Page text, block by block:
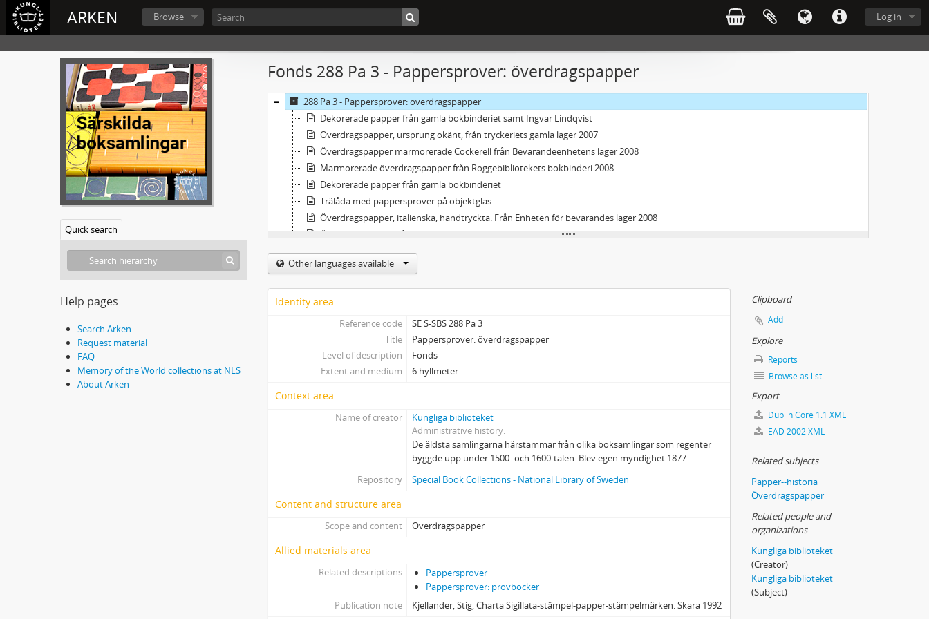
ARKEN Log in
Browse
Quick search
Help pages
Search Arken
Request material
FAQ
Memory of the World collections at NLS
About Arken
Fonds 288 Pa 3 - Pappersprover: överdragspapper
288 Pa 3 - Pappersprover: överdragspapper
Dekorerade papper från gamla bokbinderiet samt Ingvar Lindqvist
Överdragspapper, ursprung okänt, från tryckeriets gamla lager 2007
Överdragspapper marmorerade Cockerell från Bevarandeenhetens lager 2008
Marmorerade överdragspapper från Roggebibliotekets bokbinderi 2008
Dekorerade papper från gamla bokbinderiet
Trälåda med pappersprover på objektglas
Överdragspapper, italienska, handtryckta. Från Enheten för bevarandes lager 2008
Överdragspapper från Nordiska kompaniets bokbinderi
Other languages available
Identity area
Reference code
SE S-SBS 288 Pa 3
Title
Pappersprover: överdragspapper
Level of description
Fonds
Extent and medium
6 hyllmeter
Context area
Name of creator
Kungliga biblioteket
Administrative history
De äldsta samlingarna härstammar från olika boksamlingar som regenter
byggde upp under 1500- och 1600-talen. Blev egen myndighet 1877.
Repository
Special Book Collections - National Library of Sweden
Content and structure area
Scope and content Överdragspapper
Allied materials area
Related descriptions
Pappersprover
Pappersprover: provböcker
Publication note
Kjellander, Stig, Charta Sigillata-stämpel-papper-stämpelmärken. Skara 1992
Clipboard
Add
Explore
Reports
Browse as list
Export
Dublin Core 1.1 XML
EAD 2002 XML
Related subjects
Papper--historia
Överdragspapper
Related people and
organizations
Kungliga biblioteket
(Creator)
Kungliga biblioteket
(Subject)